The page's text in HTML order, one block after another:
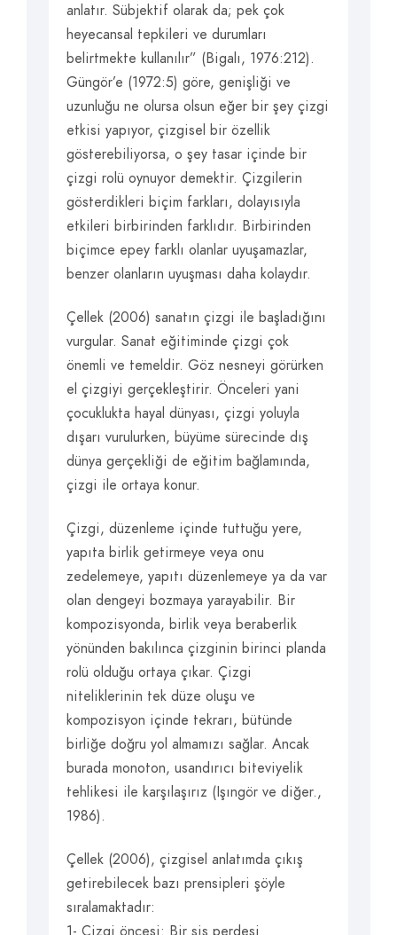
anlatır. Sübjektif olarak da; pek çok
heyecansal tepkileri ve durumları
belirtmekte kullanılır” (Bigalı, 1976:212).
Güngör’e (1972:5) göre, genişliği ve
uzunluğu ne olursa olsun eğer bir şey çizgi
etkisi yapıyor, çizgisel bir özellik
gösterebiliyorsa, o şey tasar içinde bir
çizgi rolü oynuyor demektir. Çizgilerin
gösterdikleri biçim farkları, dolayısıyla
etkileri birbirinden farklıdır. Birbirinden
biçimce epey farklı olanlar uyuşamazlar,
benzer olanların uyuşması daha kolaydır.
Çellek (2006) sanatın çizgi ile başladığını
vurgular. Sanat eğitiminde çizgi çok
önemli ve temeldir. Göz nesneyi görürken
el çizgiyi gerçekleştirir. Önceleri yani
çocuklukta hayal dünyası, çizgi yoluyla
dışarı vurulurken, büyüme sürecinde dış
dünya gerçekliği de eğitim bağlamında,
çizgi ile ortaya konur.
Çizgi, düzenleme içinde tuttuğu yere,
yapıta birlik getirmeye veya onu
zedelemeye, yapıtı düzenlemeye ya da var
olan dengeyi bozmaya yarayabilir. Bir
kompozisyonda, birlik veya beraberlik
yönünden bakılınca çizginin birinci planda
rolü olduğu ortaya çıkar. Çizgi
niteliklerinin tek düze oluşu ve
kompozisyon içinde tekrarı, bütünde
birliğe doğru yol almamızı sağlar. Ancak
burada monoton, usandırıcı biteviyelik
tehlikesi ile karşılaşırız (Işıngör ve diğer.,
1986).
Çellek (2006), çizgisel anlatımda çıkış
getirebilecek bazı prensipleri şöyle
sıralamaktadır: